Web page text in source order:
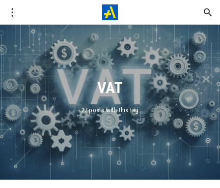
VAT
27 posts with this tag